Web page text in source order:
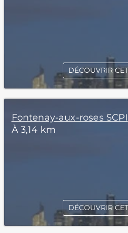
DÉCOUVRIR
Fontenay-aux-roses SCPI
À 3,14 km
DÉCOUVRIR